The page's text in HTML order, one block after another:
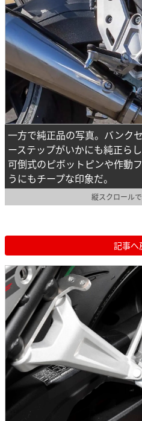
一方で純正品の写真。バンク
ーステップがいかにも純正ら
可倒式のピボットピンや作動
うにもチープな印象だ。
縦スクロール
記事へ